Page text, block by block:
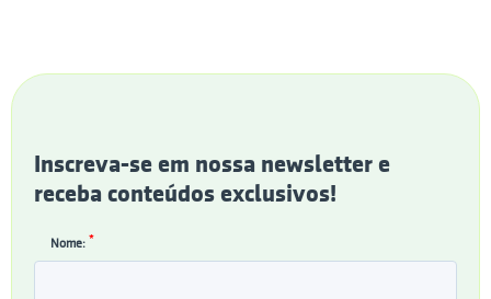
Inscreva-se em nossa newsletter e
receba conteúdos exclusivos!
Nome: *